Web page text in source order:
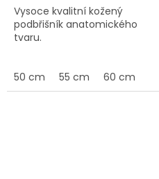
Vysoce kvalitní kožený
podbřišník anatomického
tvaru.
50 cm 55 cm 60 cm